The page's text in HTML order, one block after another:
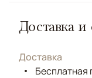
Доставка и
Доставка
Бесплатная